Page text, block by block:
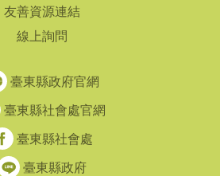
友善資源連結
線上詢問
臺東縣政府官網
臺東縣社會處官網
臺東縣社會處
臺東縣政府